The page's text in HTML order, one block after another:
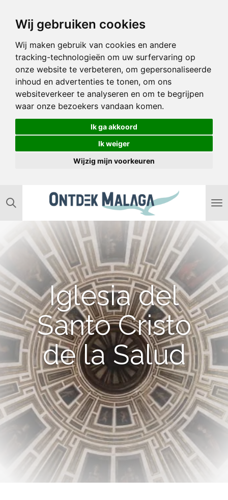
Wij gebruiken cookies
Wij maken gebruik van cookies en andere
tracking-technologieën om uw surfervaring op
onze website te verbeteren, om gepersonaliseerde
inhoud en advertenties te tonen, om ons
websiteverkeer te analyseren en om te begrijpen
waar onze bezoekers vandaan komen.
Ik ga akkoord
Ik weiger
Wijzig mijn voorkeuren
direct
hoofdinhoud
Iglesia del
Santo Cristo
de la Salud